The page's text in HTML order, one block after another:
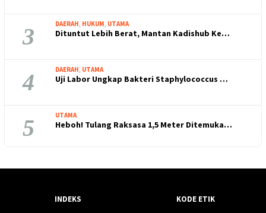
3 DAERAH HUKUM UTAMA
Dituntut Lebih Berat, Mantan Kadishub Ke…
4 DAERAH UTAMA
Uji Labor Ungkap Bakteri Staphylococcus …
5 UTAMA
Heboh! Tulang Raksasa 1,5 Meter Ditemuka…
INDEKS
KODE ETIK